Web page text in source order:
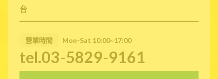
台
營業時間 Mon-Sat 10:00~17:00
tel.03-5829-9161